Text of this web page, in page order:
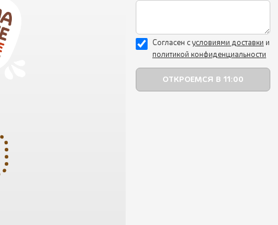
Согласен суcловиями доставки и
политикой конфиденциальности